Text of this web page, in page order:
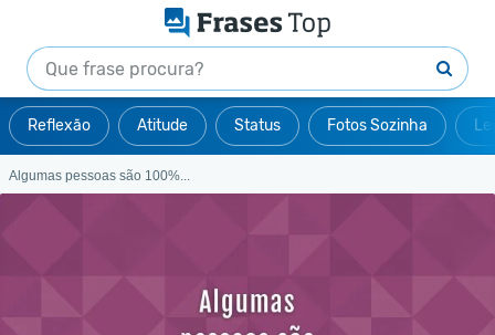
Reflexão Atitude Status Fotos Sozinha
Algumas pessoas são 100%...